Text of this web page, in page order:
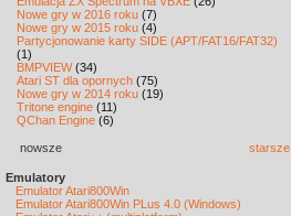
Nowe gry w 2016 roku (7)
Nowe gry w 2015 roku (4)
Partycjonowanie karty SIDE (APT/FAT16/FAT32)
(1)
BMPVIEW(34)
Atari ST dla opornych (75)
Nowe gry w 2014 roku (19)
Tritone engine (11)
QChan Engine (6)
nowsze starsze
Emulatory
Emulator Atari800Win
Emulator Atari800Win PLus 4.0 (Windows)